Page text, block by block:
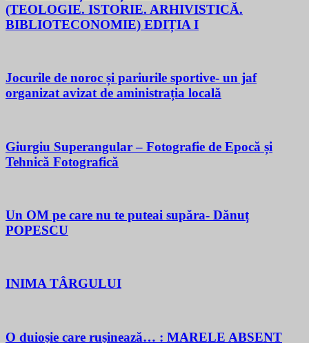
(TEOLOGIE. ISTORIE. ARHIVISTICĂ.
BIBLIOTECONOMIE) EDIȚIA I
Jocurile de noroc și pariurile sportive- un jaf
organizat avizat de aministrația locală
Giurgiu Superangular – Fotografie de Epocă și
Tehnică Fotografică
Un OM pe care nu te puteai supăra- Dănuț
POPESCU
INIMA TÂRGULUI
O duioșie care rușinează… : MARELE ABSENT